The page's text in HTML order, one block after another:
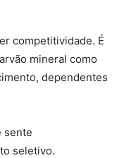
competitividade. É
mineral como
dependentes
sente
seletivo.